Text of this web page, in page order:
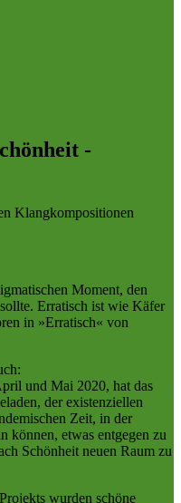
-
Klangkompositionen
Moment, den
Erratisch ist wie Käfer
in »Erratisch« von
und Mai 2020, hat das
der existenziellen
Zeit, in der
können, etwas entgegen zu
Schönheit neuen Raum zu
wurden schöne